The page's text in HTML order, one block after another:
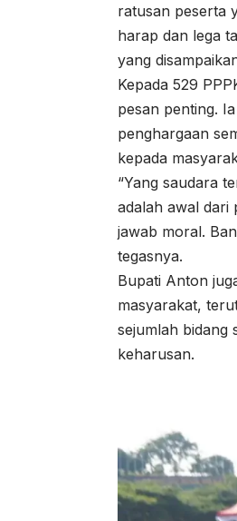
ratusan peserta
harap dan lega
yang
Kepada 529
pesan penting.
penghargaan
kepada
“Yang saudara
adalah awal dari
jawab moral.
tegasnya.
Bupati Anton
masyarakat,
sejumlah bidang
keharusan.